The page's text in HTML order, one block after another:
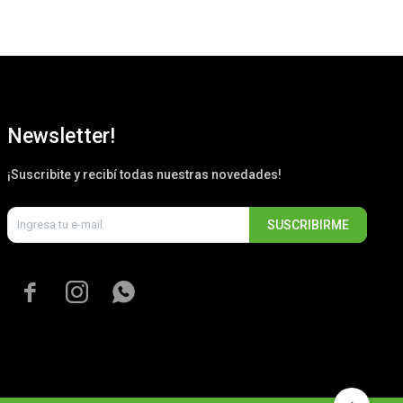
Newsletter!
¡Suscribite y recibí todas nuestras novedades!
SUSCRIBIRME
  